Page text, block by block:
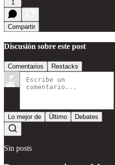
1
Compartir
Discusión sobre este post
Comentarios Restacks
Lo mejor de Último Debates
Sin posts